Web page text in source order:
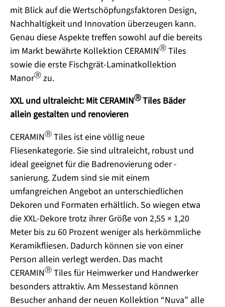
mit Blick auf die Wertschöpfungsfaktoren Design,
Nachhaltigkeit und Innovation überzeugen kann.
Genau diese Aspekte treffen sowohl auf die bereits
im Markt bewährte Kollektion CERAMINⓇ Tiles
sowie die erste Fischgrät-Laminatkollektion
ManorⓇ zu.
XXL und ultraleicht: Mit CERAMINⓇTiles Bäder
allein gestalten und renovieren
CERAMINⓇ Tiles ist eine völlig neue
Fliesenkategorie. Sie sind ultraleicht, robust und
ideal geeignet für die Badrenovierung oder -
sanierung. Zudem sind sie mit einem
umfangreichen Angebot an unterschiedlichen
Dekoren und Formaten erhältlich. So wiegen etwa
die XXL-Dekore trotz ihrer Größe von 2,55 × 1,20
Meter bis zu 60 Prozent weniger als herkömmliche
Keramikfliesen. Dadurch können sie von einer
Person allein verlegt werden. Das macht
CERAMINⓇ Tiles für Heimwerker und Handwerker
besonders attraktiv. Am Messestand können
Besucher anhand der neuen Kollektion “Nuva” alle